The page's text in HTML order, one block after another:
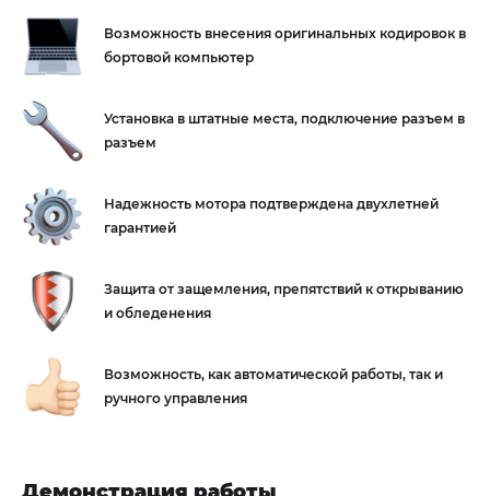
Возможность внесения оригинальных кодировок в
бортовой компьютер
Установка в штатные места, подключение разъем в
разъем
Надежность мотора подтверждена двухлетней
гарантией
Защита от защемления, препятствий к открыванию
и обледенения
Возможность, как автоматической работы, так и
ручного управления